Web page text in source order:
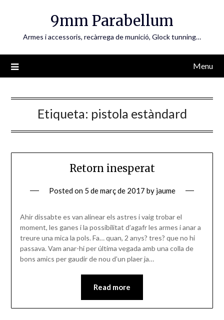
9mm Parabellum
Armes i accessoris, recàrrega de munició, Glock tunning…
Menu
Etiqueta: pistola estàndard
Retorn inesperat
Posted on 5 de març de 2017 by jaume
Ahir dissabte es van alinear els astres i vaig trobar el
moment, les ganes i la possibilitat d’agafr les armes i anar a
treure una mica la pols. Fa… quan, 2 anys? tres? que no hi
passava. Vam anar-hi per última vegada amb una colla de
bons amics per gaudir de nou d’un plaer ja…
Read more